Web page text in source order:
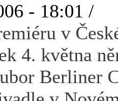
- 18:01 /
v
4. května
Berliner